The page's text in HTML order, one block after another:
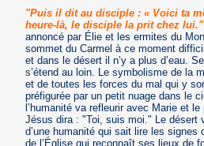
"Puis il dit au disciple : « Voici ta
heure-là, le disciple la prit chez lui."
annoncé par Élie et les ermites du
sommet du Carmel à ce moment
et dans le désert il n’y a plus d’eau.
s’étend au loin. Le symbolisme de la
et de toutes les forces du mal qui y
préfigurée par un petit nuage dans le
l’humanité va refleurir avec Marie et le
Jésus dira : "Toi, suis moi." Le désert
d’une humanité qui sait lire les signes
de l’Église qui reconnaît ses lieux de